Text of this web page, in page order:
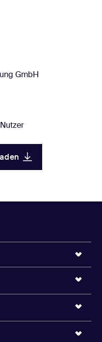
GmbH
und Hintergründe zur